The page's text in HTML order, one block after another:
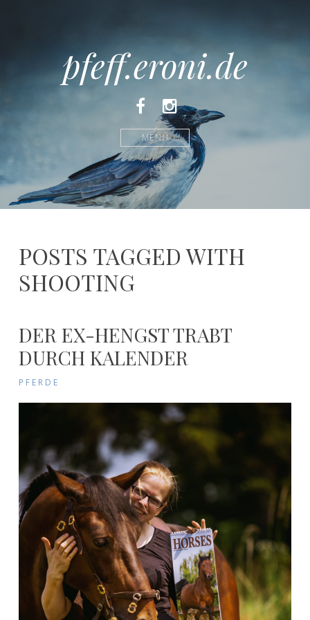
pfeff.eroni.de
FacebookInstagram
MENÜ
POSTS TAGGED WITH
SHOOTING
DER EX-HENGST TRABT
DURCH KALENDER
PFERDE